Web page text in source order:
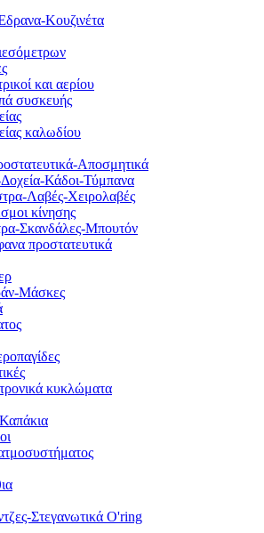
Κουζινέτα
και αερίου
συσκευής
καλωδίου
Αποσμητικά
Κάδοι-Τύμπανα
Λαβές-Χειρολαβές
κίνησης
Σκανδάλες-Μπουτόν
προστατευτικά
Μάσκες
κυκλώματα
Στεγανωτικά O'ring